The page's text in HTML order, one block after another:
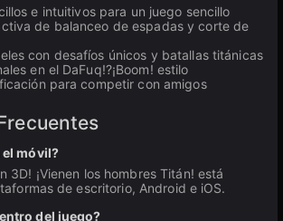
e intuitivos para un juego sencillo
de balanceo de espadas y corte de
con desafíos únicos y batallas titánicas
en el DaFuq!?¡Boom! estilo
para competir con amigos
el móvil?
3D! ¡Vienen los hombres Titán! está
de escritorio, Android e iOS.
del juego?